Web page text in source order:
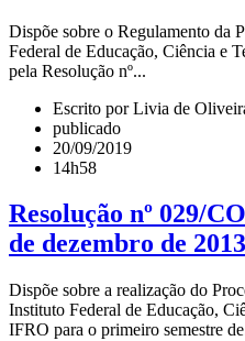
Dispõe sobre o Regulamento da
Federal de Educação, Ciência e
pela Resolução nº...
Escrito por Livia de
publicado
20/09/2019
14h58
Resolução nº 029/
de dezembro de 2013
Dispõe sobre a realização do
Instituto Federal de Educação,
IFRO para o primeiro semestre